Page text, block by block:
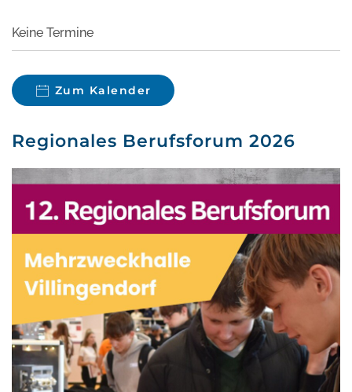
Keine Termine
Zum Kalender
Regionales Berufsforum 2026